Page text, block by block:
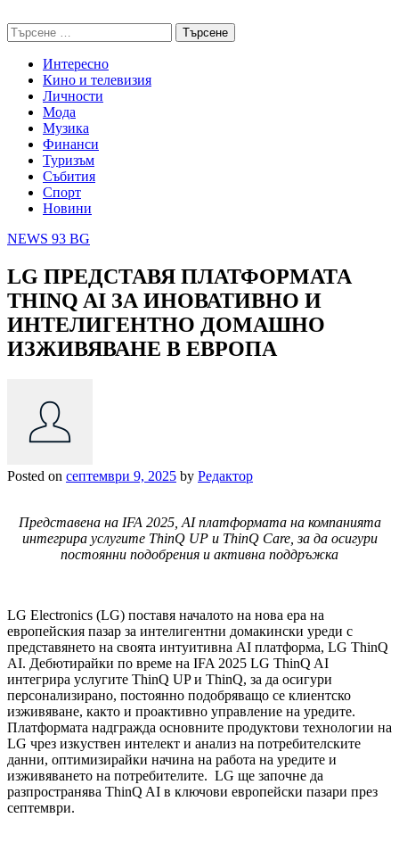
to
content
Търсене
за:
Интересно
Кино и телевизия
Личности
Мода
Музика
Финанси
Туризъм
Събития
Спорт
Новини
NEWS 93 BG
LG ПРЕДСТАВЯ ПЛАТФОРМАТА
THINQ AI ЗА ИНОВАТИВНО И
ИНТЕЛИГЕНТНО ДОМАШНО
ИЗЖИВЯВАНЕ В ЕВРОПА
Posted on септември 9, 2025 by Редактор
Представена на IFA 2025, AI платформата на компанията
интегрира услугите ThinQ UP и ThinQ Care, за да осигури
постоянни подобрения и активна поддръжка
LG Electronics (LG) поставя началото на нова ера на
европейския пазар за интелигентни домакински уреди с
представянето на своята интуитивна AI платформа, LG ThinQ
AI. Дебютирайки по време на IFA 2025 LG ThinQ AI
интегрира услугите ThinQ UP и ThinQ, за да осигури
персонализирано, постоянно подобряващо се клиентско
изживяване, както и проактивно управление на уредите.
Платформата надгражда основните продуктови технологии на
LG чрез изкуствен интелект и анализ на потребителските
данни, оптимизирайки начина на работа на уредите и
изживяването на потребителите. LG ще започне да
разпространява ThinQ AI в ключови европейски пазари през
септември.